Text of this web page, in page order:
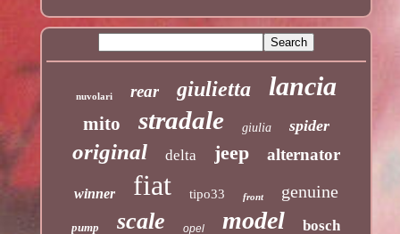
nuvolari rear giulietta lancia
mito stradale giulia spider
original delta jeep alternator
winner fiat tipo33 front genuine
pump scale opel model bosch